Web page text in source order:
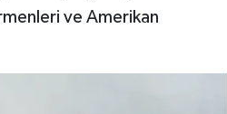
ve Amerikan